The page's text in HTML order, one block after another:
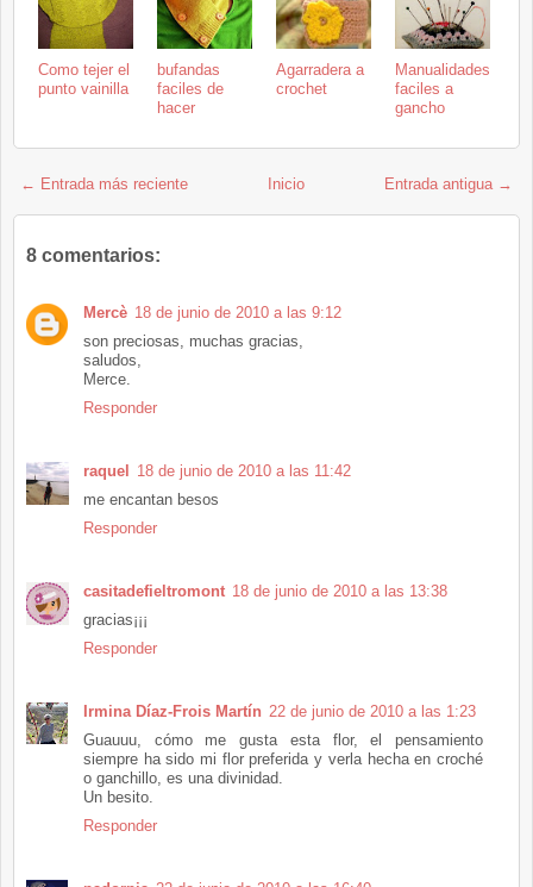
Como tejer el
punto vainilla
bufandas
faciles de
hacer
Agarradera a
crochet
Manualidades
faciles a
gancho
← Entrada más reciente Entrada antigua →
Inicio
8 comentarios:
Mercè 18 de junio de 2010 a las 9:12
son preciosas, muchas gracias,
saludos,
Merce.
Responder
raquel 18 de junio de 2010 a las 11:42
me encantan besos
Responder
casitadefieltromont 18 de junio de 2010 a las 13:38
gracias¡¡¡
Responder
Irmina Díaz-Frois Martín 22 de junio de 2010 a las 1:23
Guauuu, cómo me gusta esta flor, el pensamiento
siempre ha sido mi flor preferida y verla hecha en croché
o ganchillo, es una divinidad.
Un besito.
Responder